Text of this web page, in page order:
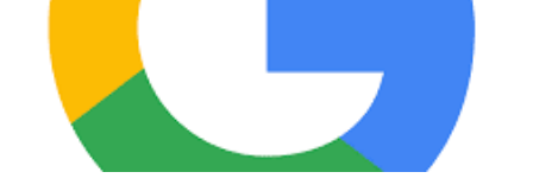
Taptic Engine , che permette di rilevare la pesantezza del
tocco, il Display si baserà sulla tecnologia Retina ed avrà
una risoluzione di 2304x1440 . Tuttavia Apple per
ottimizzare ...